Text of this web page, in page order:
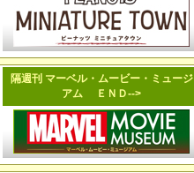
隔週刊 マーベル・ムービー・ミュージ
アム ＥＮＤ-->